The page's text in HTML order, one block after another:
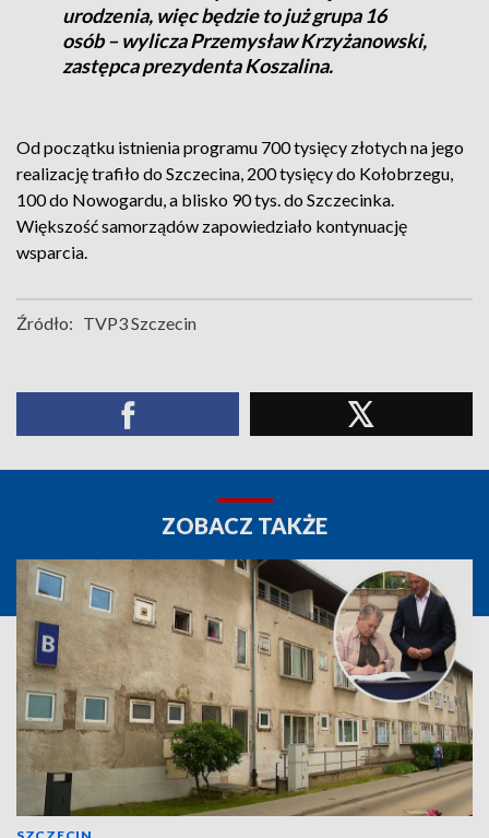
urodzenia, więc będzie to już grupa 16
osób – wylicza Przemysław Krzyżanowski,
zastępca prezydenta Koszalina.
Od początku istnienia programu 700 tysięcy złotych na jego
realizację trafiło do Szczecina, 200 tysięcy do Kołobrzegu,
100 do Nowogardu, a blisko 90 tys. do Szczecinka.
Większość samorządów zapowiedziało kontynuację
wsparcia.
Źródło: TVP3 Szczecin
ZOBACZ TAKŻE